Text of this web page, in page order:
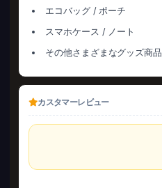
エコバッグ / ポーチ
スマホケース / ノート
その他さまざまなグッズ商品
カスタマーレビュー